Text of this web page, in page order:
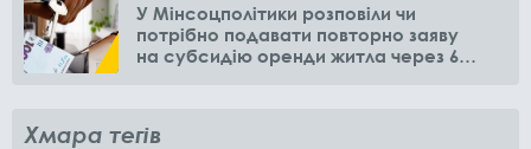
У Мінсоцполітики розповіли чи
потрібно подавати повторно заяву
на субсидію оренди житла через 6
Хмара тегів